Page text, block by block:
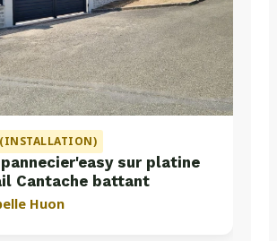
(INSTALLATION)
sur platine
Cantache battant
Huon